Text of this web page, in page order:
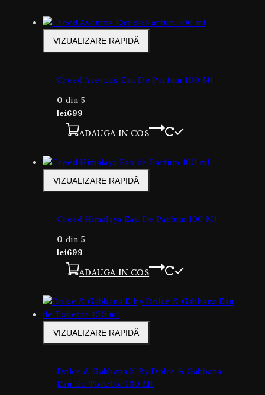
VIZUALIZARE RAPIDĂ
Creed Aventus Eau De Parfum 100 Ml
0 din 5
lei699
ADAUGA IN COS
VIZUALIZARE RAPIDĂ
Creed Himalaya Eau De Parfum 100 Ml
0 din 5
lei699
ADAUGA IN COS
VIZUALIZARE RAPIDĂ
Dolce & Gabbana K By Dolce & Gabbana
Eau De Toilette 100 Ml